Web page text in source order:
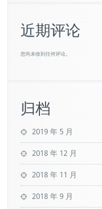
近期评论
您尚未收到任何评论。
归档
2019 年 5 月
2018 年 12 月
2018 年 11 月
2018 年 9 月